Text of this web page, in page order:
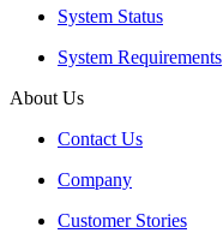
System Status
System Requirements
About Us
Contact Us
Company
Customer Stories